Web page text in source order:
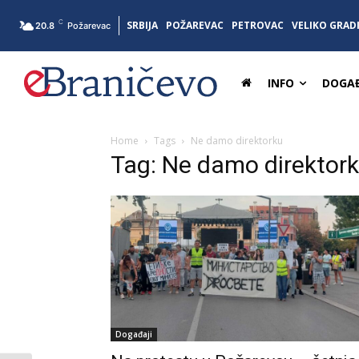
20.8 C Požarevac SRBIJA POŽAREVAC PETROVAC VELIKO
INFO
Home Tags Ne damo direktorku
Tag: Ne damo
Događaji